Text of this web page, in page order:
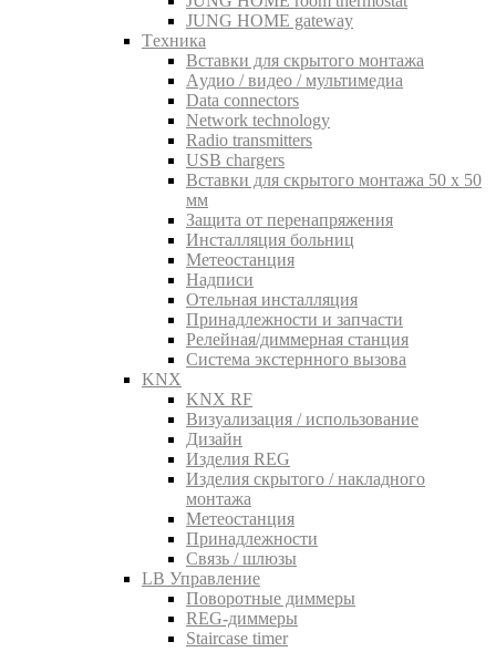
JUNG HOME gateway
Tехника
Вставки для скрытого монтажа
Aудио / видео / мультимедиа
Data connectors
Network technology
Radio transmitters
USB chargers
Вставки для скрытого монтажа 50 x 50
мм
Защита от перенапряжения
Инсталляция больниц
Метеостанция
Надписи
Отельная инсталляция
Принадлежности и запчасти
Релейная/диммерная станция
Система экстернного вызова
KNX
KNX RF
Визуализация / использование
Дизайн
Изделия REG
Изделия скрытого / накладного
монтажа
Метеостанция
Принадлежности
Связь / шлюзы
LB Управление
Поворотные диммеры
REG-диммеры
Staircase timer